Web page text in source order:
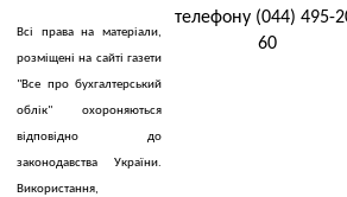
Всі права на матеріали,
розміщені на сайті газети
"Все про бухгалтерський
облік" охороняються
відповідно до
законодавства України.
Використання,
телефону (044) 495-
60